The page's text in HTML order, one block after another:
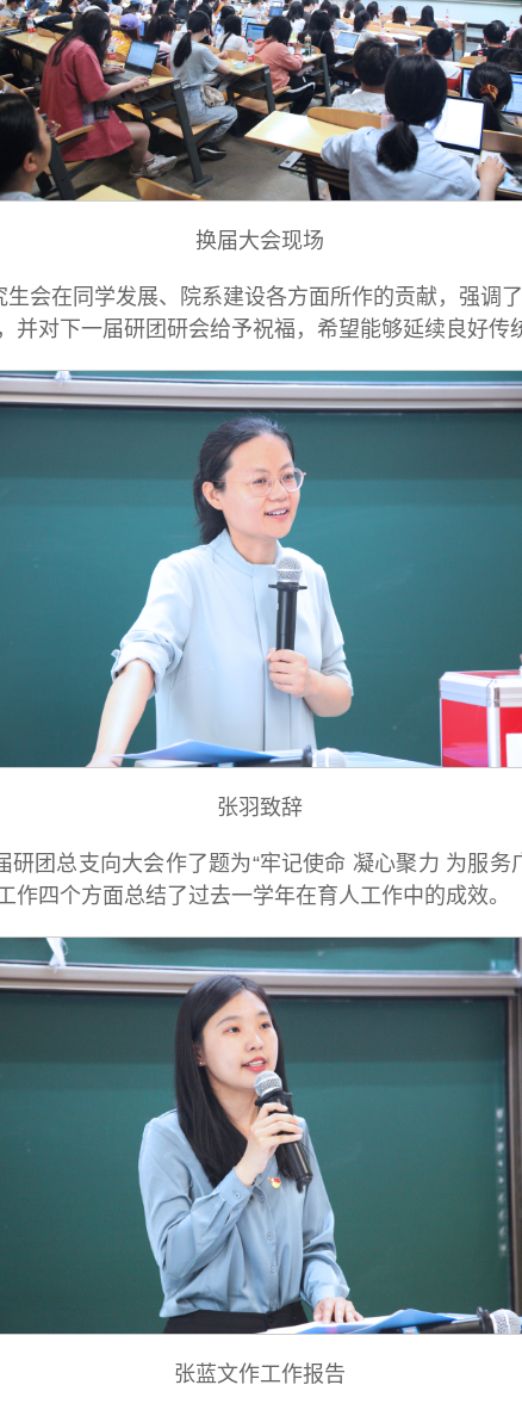
换届大会现场
会在同学发展、院系建设各方面所作的贡献，强调
对下一届研团研会给予祝福，希望能够延续良好传
张羽致辞
团总支向大会作了题为“牢记使命 凝心聚力 为服
四个方面总结了过去一学年在育人工作中的成效。
张蓝文作工作报告